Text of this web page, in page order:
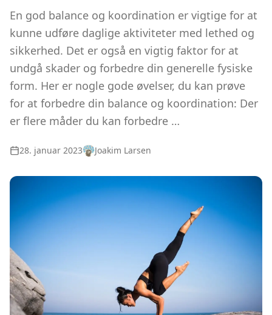
En god balance og koordination er vigtige for at
kunne udføre daglige aktiviteter med lethed og
sikkerhed. Det er også en vigtig faktor for at
undgå skader og forbedre din generelle fysiske
form. Her er nogle gode øvelser, du kan prøve
for at forbedre din balance og koordination: Der
er flere måder du kan forbedre …
28. januar 2023 Joakim Larsen